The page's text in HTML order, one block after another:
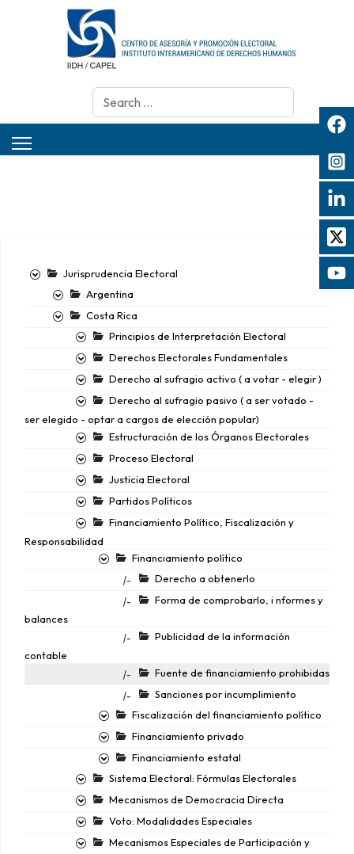
Search
Jurisprudencia Electoral
Argentina
Costa Rica
Principios de Interpretación Electoral
Derechos Electorales Fundamentales
Derecho al sufragio activo ( a votar - elegir )
Derecho al sufragio pasivo ( a ser votado -
ser elegido - optar a cargos de elección popular)
Estructuración de los Órganos Electorales
Proceso Electoral
Justicia Electoral
Partidos Políticos
Financiamiento Político, Fiscalización y
Responsabilidad
Financiamiento político
|-
Derecho a obtenerlo
|-
Forma de comprobarlo, i nformes y
balances
|-
Publicidad de la información
contable
|-
Fuente de financiamiento prohibidas
|-
Sanciones por incumplimiento
Fiscalización del financiamiento político
Financiamiento privado
Financiamiento estatal
Sistema Electoral: Fórmulas Electorales
Mecanismos de Democracia Directa
Voto: Modalidades Especiales
Mecanismos Especiales de Participación y